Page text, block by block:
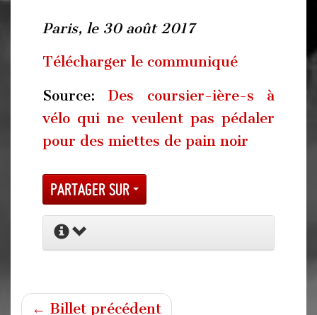
Paris, le 30 août 2017
Télécharger le communiqué
Source: Des coursier-ière-s à
vélo qui ne veulent pas pédaler
pour des miettes de pain noir
Partager sur
← Billet précédent